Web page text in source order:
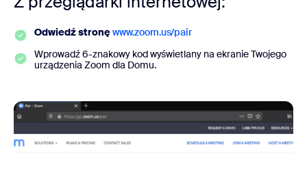
Odwiedź stronęwww.zoom.us/pair
Wprowadź 6-znakowy kod wyświetlany na ekranie Twojego
urządzenia Zoom dla Domu.